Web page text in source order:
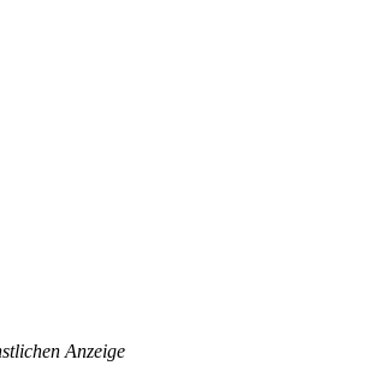
Anzeige